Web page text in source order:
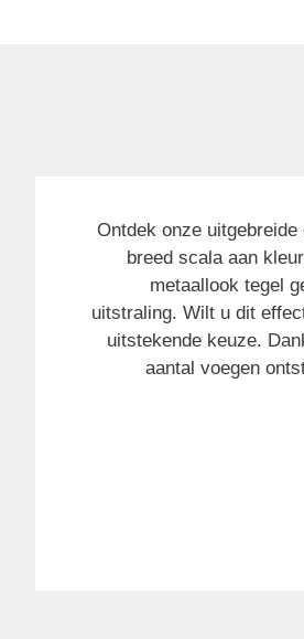
Ontdek onze
breed scala aan
metaallook tegel
uitstraling. Wilt u dit
uitstekende keuze.
aantal voegen